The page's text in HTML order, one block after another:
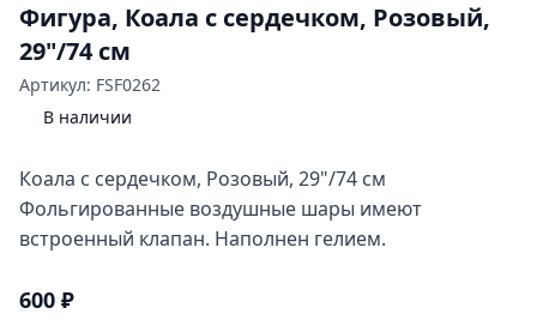
Фигура, Коала с сердечком, Розовый,
29"/74 см
Артикул: FSF0262
В наличии
Коала с сердечком, Розовый, 29"/74 см
Фольгированные воздушные шары имеют
встроенный клапан. Наполнен гелием.
600 ₽